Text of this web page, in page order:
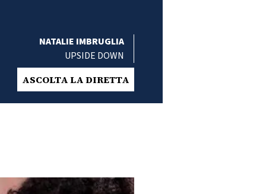
NATALIE IMBRUGLIA
UPSIDE DOWN
ASCOLTA LA DIRETTA